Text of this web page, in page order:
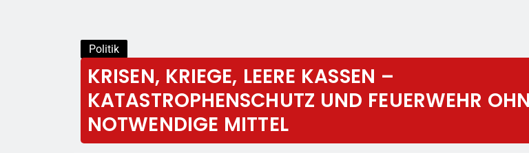
Politik
KRISEN, KRIEGE, LEERE KASSEN –
KATASTROPHENSCHUTZ UND FEUERWEHR
NOTWENDIGE MITTEL